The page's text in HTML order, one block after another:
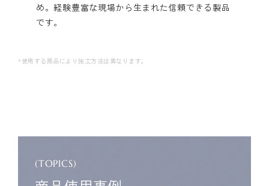
め。経験豊富な現場から生まれた信頼できる製品
です。
*使用する商品により施工方法は異なります。
(TOPICS)